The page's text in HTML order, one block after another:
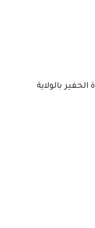
بالولاية